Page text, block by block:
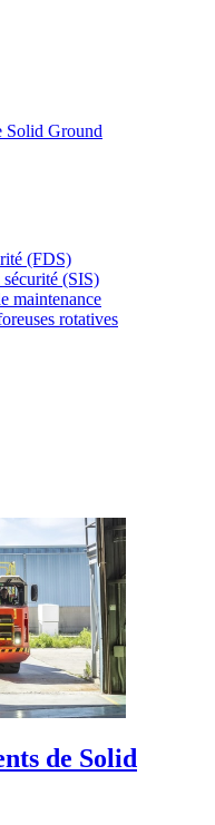
Solid Ground
(FDS)
(SIS)
maintenance
rotatives
de Solid